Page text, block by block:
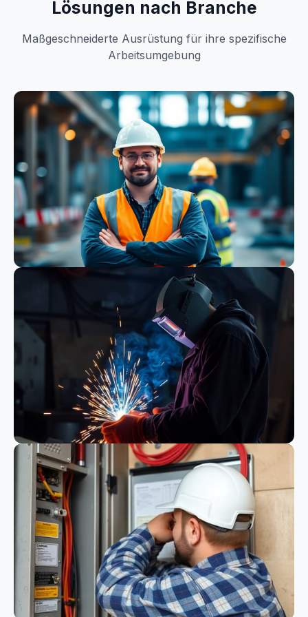
Lösungen nach Branche
Maßgeschneiderte Ausrüstung für ihre spezifische
Arbeitsumgebung
Bauwesen
Schweißen